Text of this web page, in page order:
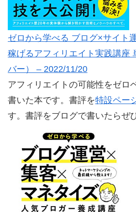
ゼロから学べる ブログ×サイト
稼げるアフィリエイト実践講座
バー） – 2022/11/20
アフィリエイトの可能性をゼロ
書いた本です。書評を特設ペー
す。書評をブログで書いたらぜ